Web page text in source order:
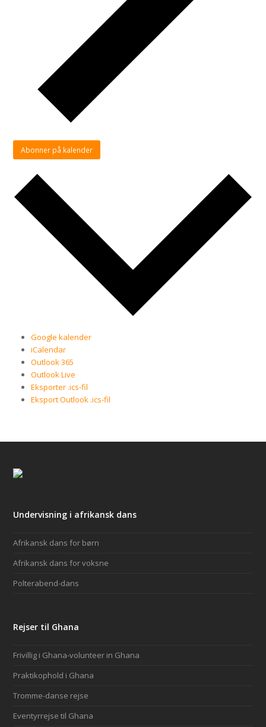
Abonner på kalender
Google kalender
iCalendar
Outlook 365
Outlook Live
Eksporter .ics-fil
Eksport Outlook .ics-fil
Undervisning i afrikansk dans
Afrikansk dans for børn
Afrikansk dans for voksne
Polterabend-dans
Rejser til Ghana
Frivillig i Ghana-volunteer in Ghana
Praktikophold i Ghana
Tromme-danse rejse
Eventyrrejse til Ghana